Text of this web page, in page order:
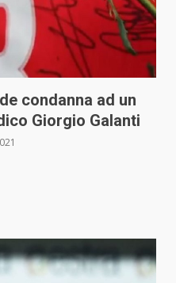
condanna ad un
Giorgio Galanti